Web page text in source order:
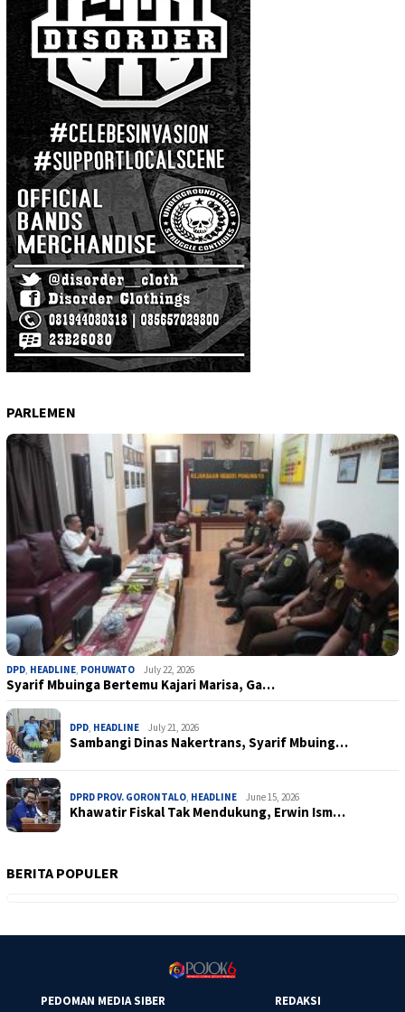
PARLEMEN
DPD, HEADLINE, POHUWATO July 22, 2026
Syarif Mbuinga Bertemu Kajari Marisa, Ga…
DPD, HEADLINE July 21, 2026
Sambangi Dinas Nakertrans, Syarif Mbuing…
DPRD PROV. GORONTALO, HEADLINE June 15, 2026
Khawatir Fiskal Tak Mendukung, Erwin Ism…
BERITA POPULER
PEDOMAN MEDIA SIBER REDAKSI